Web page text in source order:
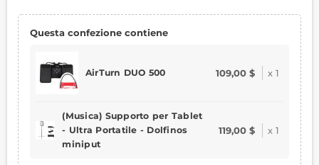
Questa confezione contiene
AirTurn DUO 500 109,00 $ x 1
(Musica) Supporto per Tablet
- Ultra Portatile - Dolfinos
miniput
119,00 $ x 1